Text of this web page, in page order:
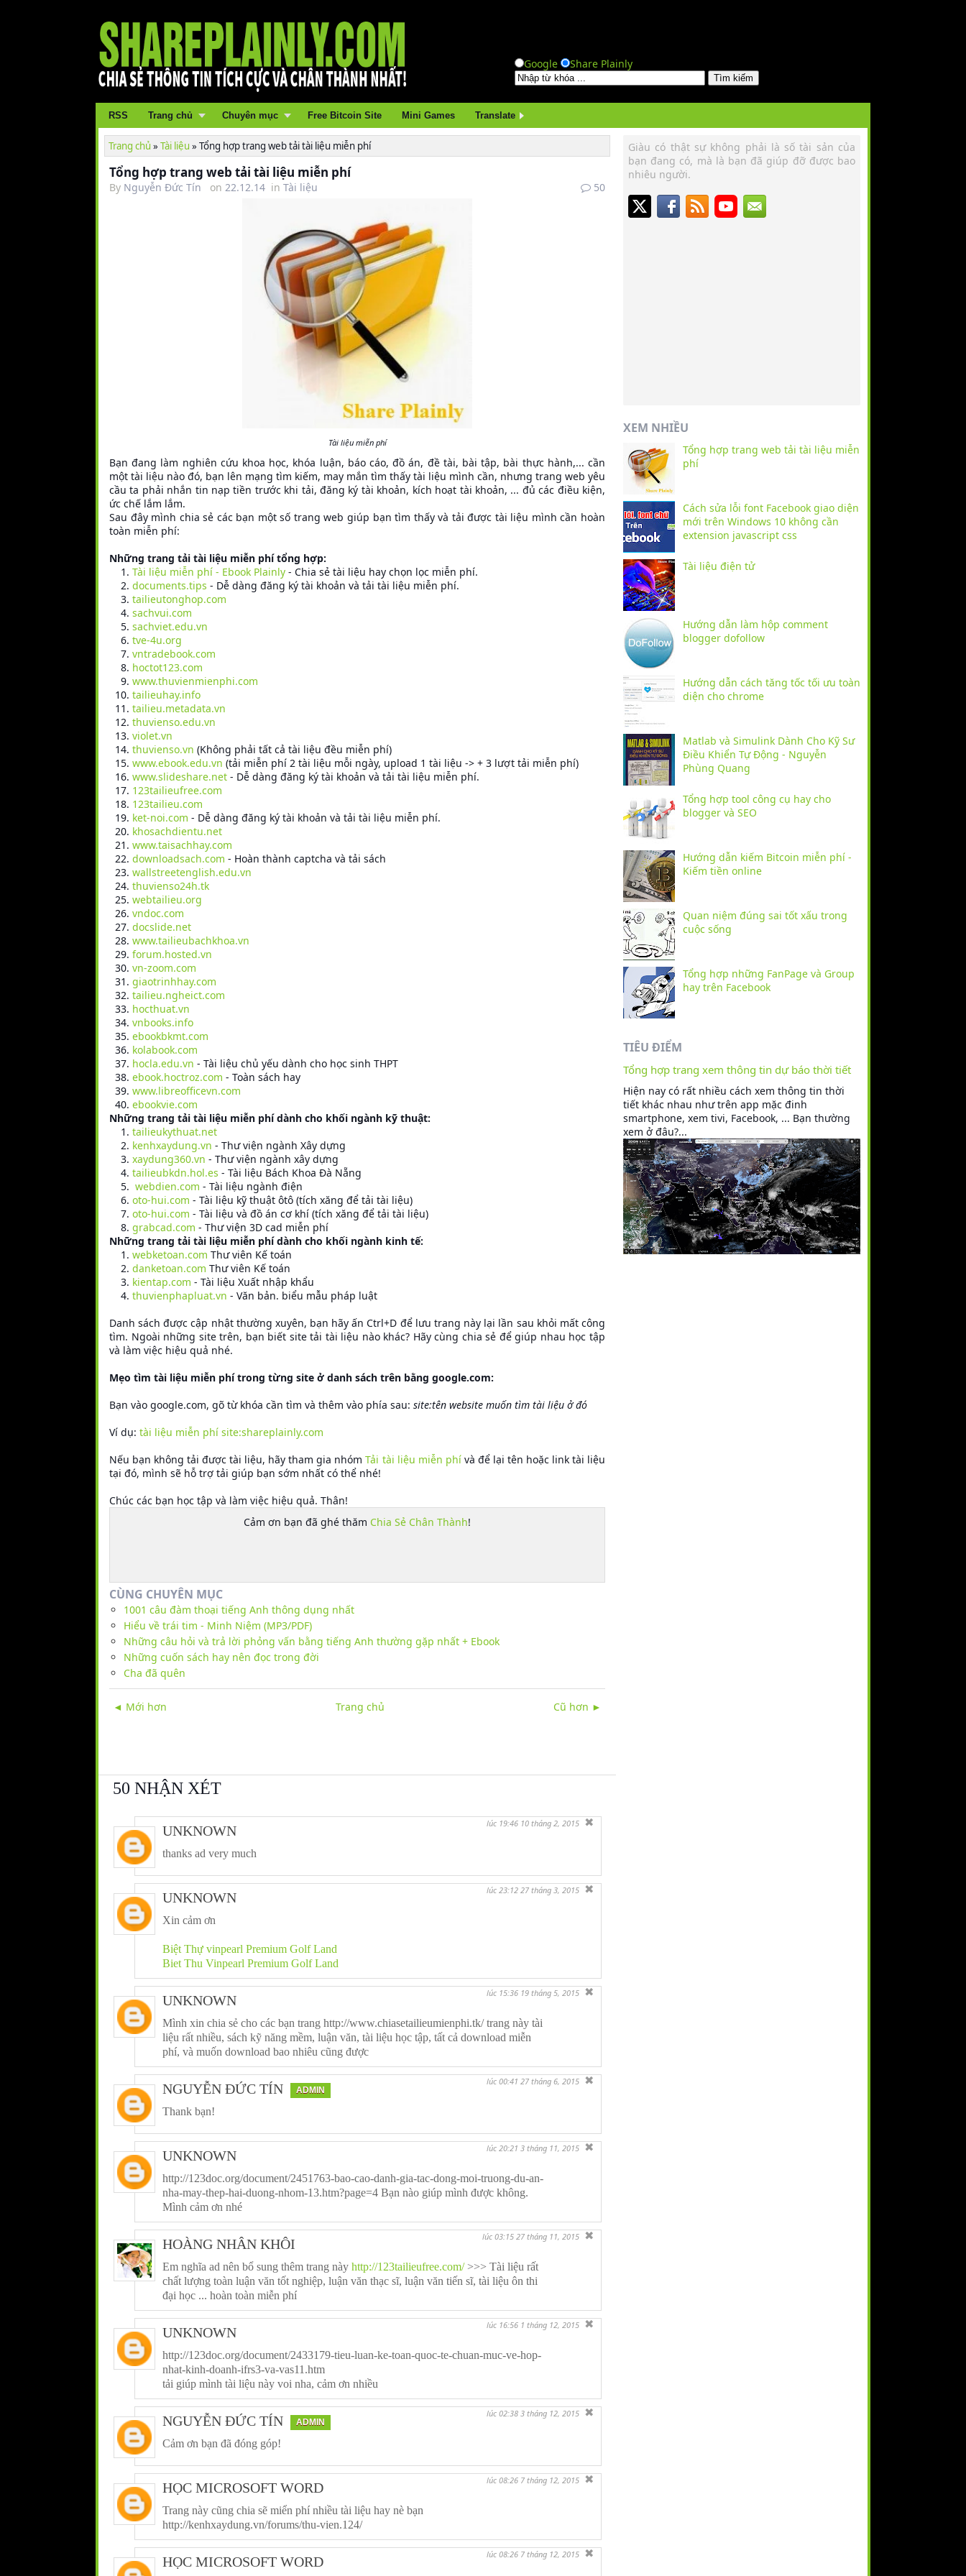
Google Share Plainly
RSS Trang chủ Chuyên mục Free Bitcoin Site Mini Games Translate
Trang chủ »Tài liệu »Tổng hợp trang web tải tài liệu miễn phí
Tổng hợp trang web tải tài liệu miễn phí
By Nguyễn Đức Tín on22.12.14 inTài liệu 50
Tài liệu miễn phí
Bạn đang làm nghiên cứu khoa học, khóa luận, báo cáo, đồ án, đề tài, bài tập, bài thực hành,... cần
một tài liệu nào đó, bạn lên mạng tìm kiếm, may mắn tìm thấy tài liệu mình cần, nhưng trang web yêu
cầu ta phải nhắn tin nạp tiền trước khi tải, đăng ký tài khoản, kích hoạt tài khoản, ... đủ các điều kiện,
ức chế lắm lắm.
Sau đây mình chia sẻ các bạn một số trang web giúp bạn tìm thấy và tải được tài liệu mình cần hoàn
toàn miễn phí:
Những trang tải tài liệu miễn phí tổng hợp:
Tài liệu miễn phí - Ebook Plainly - Chia sẻ tài liệu hay chọn lọc miễn phí.
documents.tips - Dễ dàng đăng ký tài khoản và tải tài liệu miễn phí.
tailieutonghop.com
sachvui.com
sachviet.edu.vn
tve-4u.org
vntradebook.com
hoctot123.com
www.thuvienmienphi.com
tailieuhay.info
tailieu.metadata.vn
thuvienso.edu.vn
violet.vn
thuvienso.vn (Không phải tất cả tài liệu đều miễn phí)
www.ebook.edu.vn (tải miễn phí 2 tài liệu mỗi ngày, upload 1 tài liệu -> + 3 lượt tải miễn phí)
www.slideshare.net - Dễ dàng đăng ký tài khoản và tải tài liệu miễn phí.
123tailieufree.com
123tailieu.com
ket-noi.com - Dễ dàng đăng ký tài khoản và tải tài liệu miễn phí.
khosachdientu.net
www.taisachhay.com
downloadsach.com - Hoàn thành captcha và tải sách
wallstreetenglish.edu.vn
thuvienso24h.tk
webtailieu.org
vndoc.com
docslide.net
www.tailieubachkhoa.vn
forum.hosted.vn
vn-zoom.com
giaotrinhhay.com
tailieu.ngheict.com
hocthuat.vn
vnbooks.info
ebookbkmt.com
kolabook.com
hocla.edu.vn - Tài liệu chủ yếu dành cho học sinh THPT
ebook.hoctroz.com - Toàn sách hay
www.libreofficevn.com
ebookvie.com
Những trang tải tài liệu miễn phí dành cho khối ngành kỹ thuật:
tailieukythuat.net
kenhxaydung.vn - Thư viện ngành Xây dựng
xaydung360.vn - Thư viện ngành xây dựng
tailieubkdn.hol.es - Tài liệu Bách Khoa Đà Nẵng
webdien.com - Tài liệu ngành điện
oto-hui.com - Tài liệu kỹ thuật ôtô (tích xăng để tải tài liệu)
oto-hui.com - Tài liệu và đồ án cơ khí (tích xăng để tải tài liệu)
grabcad.com - Thư viện 3D cad miễn phí
Những trang tải tài liệu miễn phí dành cho khối ngành kinh tế:
webketoan.com Thư viên Kế toán
danketoan.com Thư viên Kế toán
kientap.com - Tài liệu Xuất nhập khẩu
thuvienphapluat.vn - Văn bản. biểu mẫu pháp luật
Danh sách được cập nhật thường xuyên, bạn hãy ấn Ctrl+D để lưu trang này lại lần sau khỏi mất công
tìm. Ngoài những site trên, bạn biết site tải tài liệu nào khác? Hãy cùng chia sẻ để giúp nhau học tập
và làm việc hiệu quả nhé.
Mẹo tìm tài liệu miễn phí trong từng site ở danh sách trên bằng google.com:
Bạn vào google.com, gõ từ khóa cần tìm và thêm vào phía sau: site:tên website muốn tìm tài liệu ở đó
Ví dụ: tài liệu miễn phí site:shareplainly.com
Nếu bạn không tải được tài liệu, hãy tham gia nhómTải tài liệu miễn phívà để lại tên hoặc link tài liệu
tại đó, mình sẽ hỗ trợ tải giúp bạn sớm nhất có thể nhé!
Chúc các bạn học tập và làm việc hiệu quả. Thân!
Cảm ơn bạn đã ghé thăm Chia Sẻ Chân Thành!
CÙNG CHUYÊN MỤC
1001 câu đàm thoại tiếng Anh thông dụng nhất
Hiểu về trái tim - Minh Niệm (MP3/PDF)
Những câu hỏi và trả lời phỏng vấn bằng tiếng Anh thường gặp nhất + Ebook
Những cuốn sách hay nên đọc trong đời
Cha đã quên
◄ Mới hơn Cũ hơn ►
Trang chủ
50 NHẬN XÉT
UNKNOWN lúc 19:46 10 tháng 2, 2015 ✖
thanks ad very much
UNKNOWN lúc 23:12 27 tháng 3, 2015 ✖
Xin cảm ơn
Biệt Thự vinpearl Premium Golf Land
Biet Thu Vinpearl Premium Golf Land
UNKNOWN lúc 15:36 19 tháng 5, 2015 ✖
Mình xin chia sẻ cho các bạn trang http://www.chiasetailieumienphi.tk/ trang này tài
liệu rất nhiều, sách kỹ năng mềm, luận văn, tài liệu học tập, tất cả download miễn
phí, và muốn download bao nhiêu cũng được
NGUYỄN ĐỨC TÍN ADMIN
lúc 00:41 27 tháng 6, 2015 ✖
Thank bạn!
UNKNOWN lúc 20:21 3 tháng 11, 2015 ✖
http://123doc.org/document/2451763-bao-cao-danh-gia-tac-dong-moi-truong-du-an-
nha-may-thep-hai-duong-nhom-13.htm?page=4 Bạn nào giúp mình được không.
Mình cảm ơn nhé
HOÀNG NHÂN KHÔI lúc 03:15 27 tháng 11, 2015 ✖
Em nghĩa ad nên bổ sung thêm trang này http://123tailieufree.com/>>> Tài liệu rất
chất lượng toàn luận văn tốt nghiệp, luận văn thạc sĩ, luận văn tiến sĩ, tài liệu ôn thi
đại học ... hoàn toàn miễn phí
UNKNOWN lúc 16:56 1 tháng 12, 2015 ✖
http://123doc.org/document/2433179-tieu-luan-ke-toan-quoc-te-chuan-muc-ve-hop-
nhat-kinh-doanh-ifrs3-va-vas11.htm
tải giúp mình tài liệu này voi nha, cảm ơn nhiều
NGUYỄN ĐỨC TÍN ADMIN
lúc 02:38 3 tháng 12, 2015 ✖
Cảm ơn bạn đã đóng góp!
HỌC MICROSOFT WORD lúc 08:26 7 tháng 12, 2015 ✖
Trang này cũng chia sẽ miển phí nhiều tài liệu hay nè bạn
http://kenhxaydung.vn/forums/thu-vien.124/
HỌC MICROSOFT WORD lúc 08:26 7 tháng 12, 2015 ✖
Giàu có thật sự không phải là số tài sản của
bạn đang có, mà là bạn đã giúp đỡ được bao
nhiêu người.
XEM NHIỀU
Tổng hợp trang web tải tài liệu miễn
phí
Cách sửa lỗi font Facebook giao diện
mới trên Windows 10 không cần
extension javascript css
Tài liệu điện tử
Hướng dẫn làm hộp comment
blogger dofollow
Hướng dẫn cách tăng tốc tối ưu toàn
diện cho chrome
Matlab và Simulink Dành Cho Kỹ Sư
Điều Khiển Tự Động - Nguyễn
Phùng Quang
Tổng hợp tool công cụ hay cho
blogger và SEO
Hướng dẫn kiếm Bitcoin miễn phí -
Kiếm tiền online
Quan niệm đúng sai tốt xấu trong
cuộc sống
Tổng hợp những FanPage và Group
hay trên Facebook
TIÊU ĐIỂM
Tổng hợp trang xem thông tin dự báo thời tiết
Hiện nay có rất nhiều cách xem thông tin thời
tiết khác nhau như trên app mặc đinh
smartphone, xem tivi, Facebook, ... Bạn thường
xem ở đâu?...